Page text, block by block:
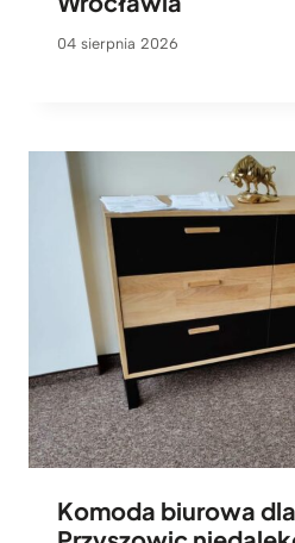
04 sierpnia 2026
Komoda biurowa dla